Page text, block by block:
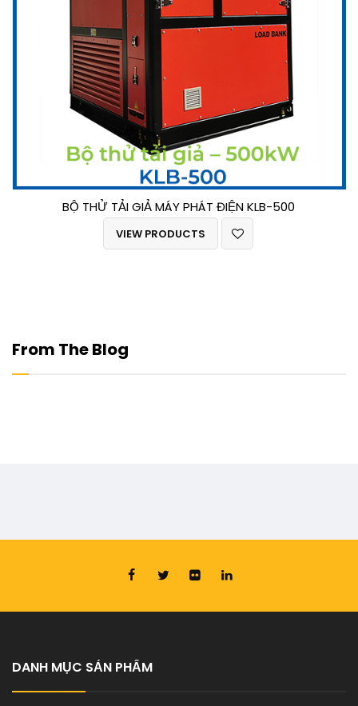
BỘ THỬ TẢI GIẢ MÁY PHÁT ĐIỆN KLB-500
VIEW PRODUCTS
From The Blog
DANH MỤC SẢN PHẨM